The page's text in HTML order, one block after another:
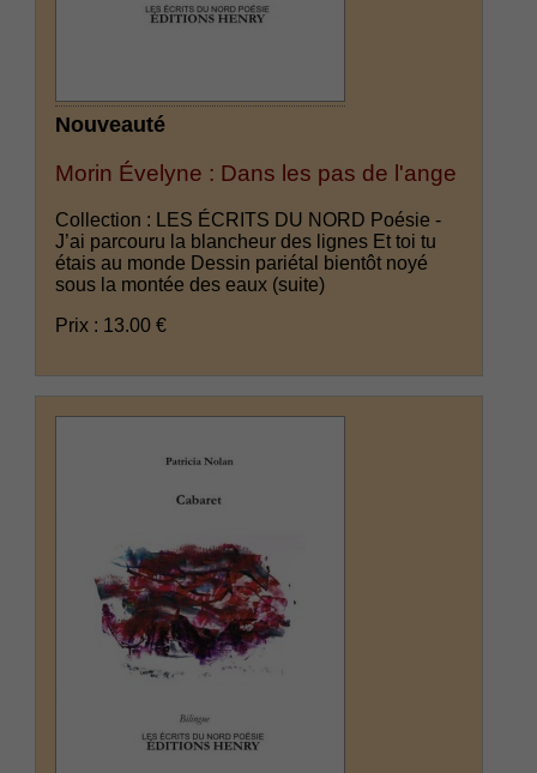
Nouveauté
Morin Évelyne : Dans les pas de l'ange
Collection : LES ÉCRITS DU NORD Poésie -
J’ai parcouru la blancheur des lignes Et toi tu
étais au monde Dessin pariétal bientôt noyé
sous la montée des eaux (suite)
Prix : 13.00 €